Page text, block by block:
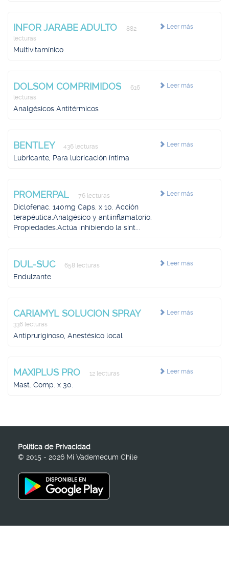
Leer más
INFOR JARABE ADULTO
882
lecturas
Multivitamínico
Leer más
DOLSOM COMPRIMIDOS
616
lecturas
Analgésicos Antitérmicos
Leer más
BENTLEY 436 lecturas
Lubricante, Para lubricación íntima
Leer más
PROMERPAL 76 lecturas
Diclofenac. 140mg Caps. x 10. Acción
terapéutica.Analgésico y antiinflamatorio.
Propiedades.Actúa inhibiendo la sínt...
Leer más
DUL-SUC 658 lecturas
Endulzante
Leer más
CARIAMYL SOLUCION SPRAY
336 lecturas
Antipruriginoso, Anestésico local
Leer más
MAXIPLUS PRO 12 lecturas
Mast. Comp. x 30.
Política de Privacidad
© 2015 - 2026 Mi Vademecum Chile